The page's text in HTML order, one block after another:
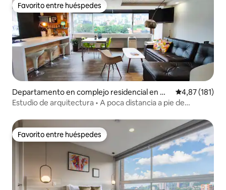
Favorito entre huéspedes
Favorito entre huéspedes
Departamento en complejo residencial en Ma
nila
Calificación
4,87 (181)
Estudio de arquitectura • A poca distancia a pie de
Favorito entre huéspedes
Favorito entre huéspedes